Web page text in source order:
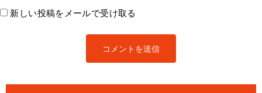
新しい投稿をメールで受け取る